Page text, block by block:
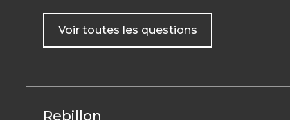
Voir toutes les questions
Rebillon